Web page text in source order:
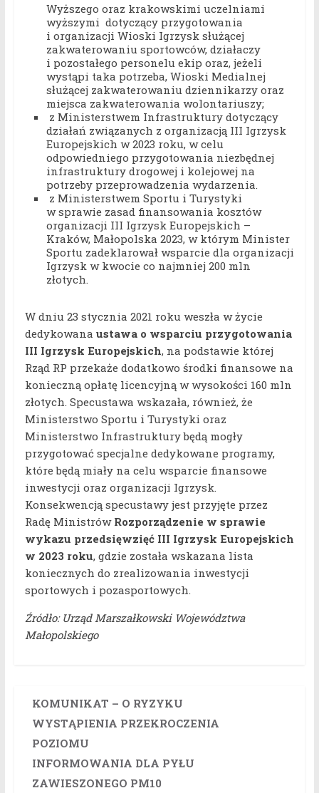
Wyższego oraz krakowskimi uczelniami
wyższymi dotyczący przygotowania
i organizacji Wioski Igrzysk służącej
zakwaterowaniu sportowców, działaczy
i pozostałego personelu ekip oraz, jeżeli
wystąpi taka potrzeba, Wioski Medialnej
służącej zakwaterowaniu dziennikarzy oraz
miejsca zakwaterowania wolontariuszy;
z Ministerstwem Infrastruktury dotyczący
działań związanych z organizacją III Igrzysk
Europejskich w 2023 roku, w celu
odpowiedniego przygotowania niezbędnej
infrastruktury drogowej i kolejowej na
potrzeby przeprowadzenia wydarzenia.
z Ministerstwem Sportu i Turystyki
w sprawie zasad finansowania kosztów
organizacji III Igrzysk Europejskich –
Kraków, Małopolska 2023, w którym Minister
Sportu zadeklarował wsparcie dla organizacji
Igrzysk w kwocie co najmniej 200 mln
złotych.
W dniu 23 stycznia 2021 roku weszła w życie
dedykowana ustawa o wsparciu przygotowania
III Igrzysk Europejskich, na podstawie której
Rząd RP przekaże dodatkowo środki finansowe na
konieczną opłatę licencyjną w wysokości 160 mln
złotych. Specustawa wskazała, również, że
Ministerstwo Sportu i Turystyki oraz
Ministerstwo Infrastruktury będą mogły
przygotować specjalne dedykowane programy,
które będą miały na celu wsparcie finansowe
inwestycji oraz organizacji Igrzysk.
Konsekwencją specustawy jest przyjęte przez
Radę Ministrów Rozporządzenie w sprawie
wykazu przedsięwzięć III Igrzysk Europejskich
w 2023 roku, gdzie została wskazana lista
koniecznych do zrealizowania inwestycji
sportowych i pozasportowych.
Źródło: Urząd Marszałkowski Województwa
Małopolskiego
KOMUNIKAT – O RYZYKU
WYSTĄPIENIA PRZEKROCZENIA
POZIOMU
INFORMOWANIA DLA PYŁU
ZAWIESZONEGO PM10